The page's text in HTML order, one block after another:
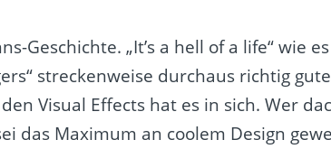
Geschichte. „It’s a hell of a life“ wie
streckenweise durchaus richtig
Visual Effects hat es in sich. Wer
das Maximum an coolem Design